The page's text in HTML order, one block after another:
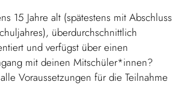
15 Jahre alt (spätestens mit Abschluss
überdurchschnittlich
und verfügst über einen
mit deinen Mitschüler*innen?
Voraussetzungen für die Teilnahme